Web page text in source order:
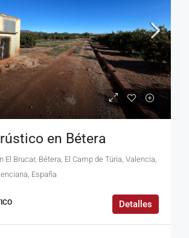
en Bétera
El Brucar, Bétera, El Camp de Túria, Valencia,
España
Detalles